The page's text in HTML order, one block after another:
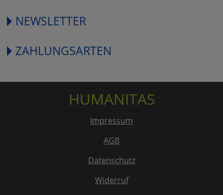
NEWSLETTER
ZAHLUNGSARTEN
HUMANITAS
Impressum
AGB
Datenschutz
Widerruf